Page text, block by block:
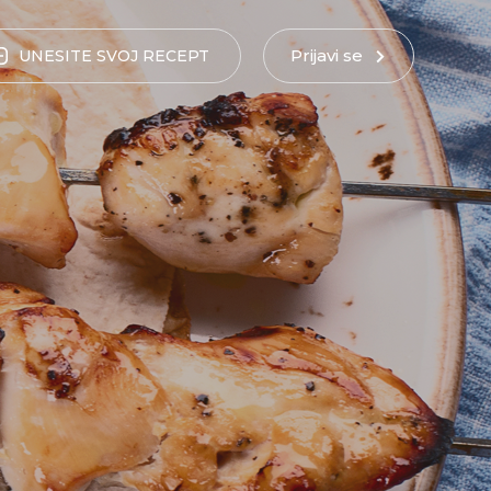
UNESITE SVOJ RECEPT Prijavi se